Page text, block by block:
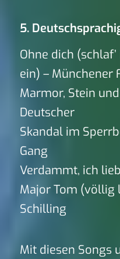
5.
Ohne dich
ein) – Münchener
Marmor, Stein
Deutscher
Skandal im
Gang
Verdammt, ich
Major Tom (völlig
Schilling
Mit diesen Songs